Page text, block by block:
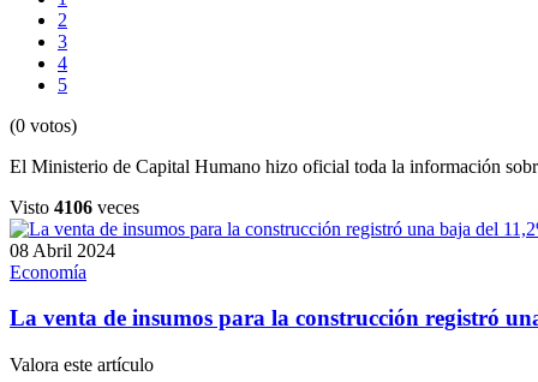
2
3
4
5
(0 votos)
El Ministerio de Capital Humano hizo oficial toda la información
Visto 4106 veces
08 Abril 2024
Economía
La venta de insumos para la construcción registró
Valora este artículo